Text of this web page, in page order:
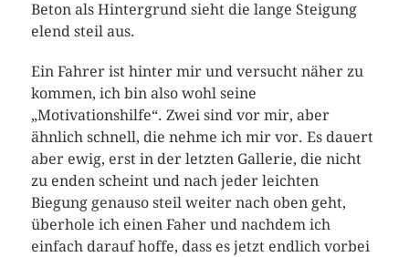
Beton als Hintergrund sieht die lange Steigung
elend steil aus.
Ein Fahrer ist hinter mir und versucht näher zu
kommen, ich bin also wohl seine
„Motivationshilfe“. Zwei sind vor mir, aber
ähnlich schnell, die nehme ich mir vor. Es dauert
aber ewig, erst in der letzten Gallerie, die nicht
zu enden scheint und nach jeder leichten
Biegung genauso steil weiter nach oben geht,
überhole ich einen Faher und nachdem ich
einfach darauf hoffe, dass es jetzt endlich vorbei